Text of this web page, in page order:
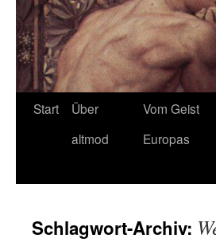
Start
Über
altmod
Vom Geist
Europas
Schlagwort-Archiv: